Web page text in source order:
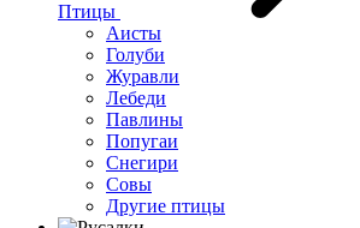
Птицы
Аисты
Голуби
Журавли
Лебеди
Павлины
Попугаи
Снегири
Совы
Другие птицы